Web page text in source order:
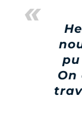
On